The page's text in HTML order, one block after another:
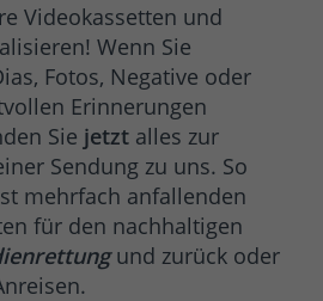
Videokassetten und
Wenn Sie
Fotos, Negative oder
Erinnerungen
Sie jetzt alles zur
Sendung zu uns. So
mehrfach anfallenden
für den nachhaltigen
und zurück oder